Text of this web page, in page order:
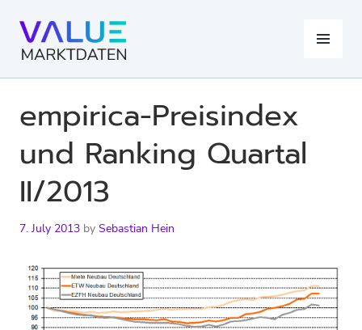
content
MENU
empirica-Preisindex
und Ranking Quartal
II/2013
7. July 2013 by Sebastian Hein